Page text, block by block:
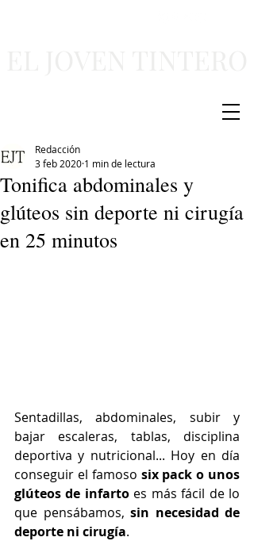
Tonifica abdominales y
glúteos sin deporte ni cirugía
en 25 minutos
Redacción
3 feb 2020 1 min de lectura
Sentadillas, abdominales, subir y
bajar escaleras, tablas, disciplina
deportiva y nutricional... Hoy en día
conseguir el famoso six pack o unos
glúteos de infarto es más fácil de lo
que pensábamos, sin necesidad de
deporte ni cirugía.